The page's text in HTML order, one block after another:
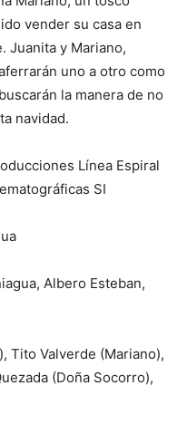
vender su casa en
Juanita y Mariano,
uno a otro como
la manera de no
navidad.
Línea Espiral
SI
Albero Esteban,
Tito Valverde (Mariano),
(Doña Socorro),